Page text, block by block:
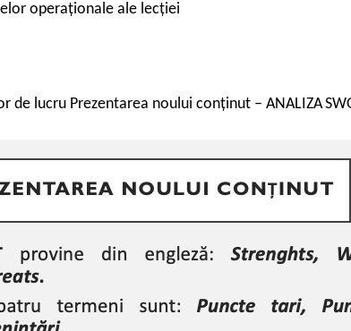
operaționale ale lecției
de lucru Prezentarea noului conținut – ANALIZA